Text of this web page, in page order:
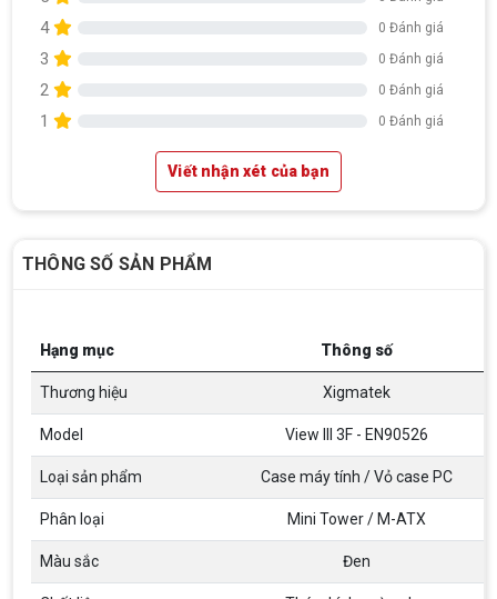
4 0 Đánh giá
3 0 Đánh giá
2 0 Đánh giá
1 0 Đánh giá
Viết nhận xét của bạn
THÔNG SỐ SẢN PHẨM
Hạng mục Thông số
Thương hiệu Xigmatek
Model View III 3F - EN90526
Loại sản phẩm Case máy tính / Vỏ case PC
Phân loại Mini Tower / M-ATX
Màu sắc Đen
Top 18 tựa game PC huyền thoại gắn liền
với tuổi thơ của game thủ Việt vào những
Top 18 tựa game PC huyền thoại gắn liền với tuổi
Hãng ASRock Công Bố 2 dòng Card Đồ
Họa AMD Radeon™ RX 6600 XT
ASRock Công Bố Series Cạc Đồ Họa AMD